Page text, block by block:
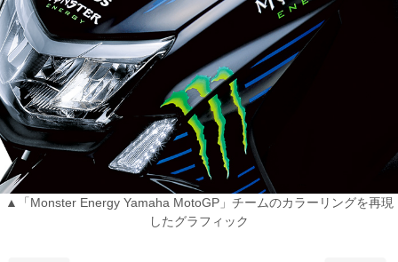
▲「Monster Energy Yamaha MotoGP」チームのカラーリングを再現
したグラフィック